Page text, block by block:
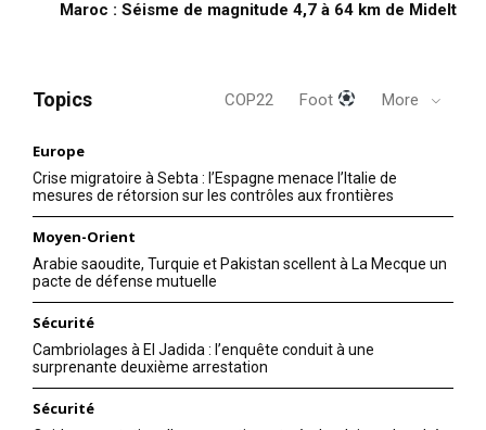
Facebookgate ou les
dessous du scandale
Cambridge Analytica
21 March 2018
In "USA"
Quand Zuckerberg a sollicité
19 March 2025
In "Monde"
Mohammed ben Salman
Maroc : Séisme de magnitude 4,7 à 64 km de Midelt
Topics COP22 Foot More
Europe
Crise migratoire à Sebta : l’Espagne menace l’Italie de
mesures de rétorsion sur les contrôles aux frontières
Moyen-Orient
Arabie saoudite, Turquie et Pakistan scellent à La Mecque un
pacte de défense mutuelle
Sécurité
Cambriolages à El Jadida : l’enquête conduit à une
surprenante deuxième arrestation
Sécurité